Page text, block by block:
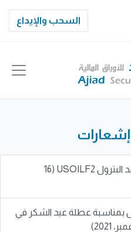
السحب والإيداع
نود ان نذكركم بأن تاريخ انتهاء عقد البترول USOILF2 (16
بمناسبة عطلة عيد الشكر في